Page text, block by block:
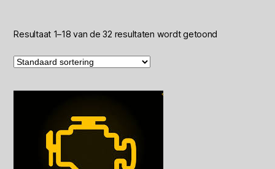
Resultaat 1–18 van de 32 resultaten wordt getoond